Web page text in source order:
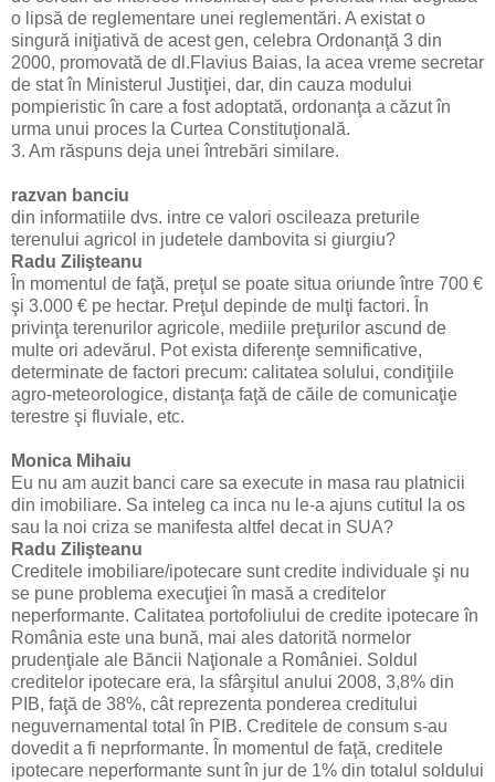
o lipsă de reglementare unei reglementări. A existat o
singură iniţiativă de acest gen, celebra Ordonanţă 3 din
2000, promovată de dl.Flavius Baias, la acea vreme secretar
de stat în Ministerul Justiţiei, dar, din cauza modului
pompieristic în care a fost adoptată, ordonanţa a căzut în
urma unui proces la Curtea Constituţională.
3. Am răspuns deja unei întrebări similare.
razvan banciu
din informatiile dvs. intre ce valori oscileaza preturile
terenului agricol in judetele dambovita si giurgiu?
Radu Zilişteanu
În momentul de faţă, preţul se poate situa oriunde între 700 €
şi 3.000 € pe hectar. Preţul depinde de mulţi factori. În
privinţa terenurilor agricole, mediile preţurilor ascund de
multe ori adevărul. Pot exista diferenţe semnificative,
determinate de factori precum: calitatea solului, condiţiile
agro-meteorologice, distanţa faţă de căile de comunicaţie
terestre şi fluviale, etc.
Monica Mihaiu
Eu nu am auzit banci care sa execute in masa rau platnicii
din imobiliare. Sa inteleg ca inca nu le-a ajuns cutitul la os
sau la noi criza se manifesta altfel decat in SUA?
Radu Zilişteanu
Creditele imobiliare/ipotecare sunt credite individuale şi nu
se pune problema execuţiei în masă a creditelor
neperformante. Calitatea portofoliului de credite ipotecare în
România este una bună, mai ales datorită normelor
prudenţiale ale Băncii Naţionale a României. Soldul
creditelor ipotecare era, la sfârşitul anului 2008, 3,8% din
PIB, faţă de 38%, cât reprezenta ponderea creditului
neguvernamental total în PIB. Creditele de consum s-au
dovedit a fi neprformante. În momentul de faţă, creditele
ipotecare neperformante sunt în jur de 1% din totalul soldului